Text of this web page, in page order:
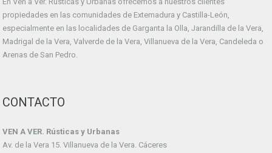
propiedades en las comunidades de Extemadura y Castilla-León,
especialmente en las localidades de Garganta la Olla, Jarandilla de la Vera,
Madrigal de la Vera, Valverde de la Vera, Villanueva de la Vera, Candeleda o
Arenas de San Pedro.
CONTACTO
VEN A VER. Rústicas y Urbanas
Av. de la Vera 15. Villanueva de la Vera. Cáceres